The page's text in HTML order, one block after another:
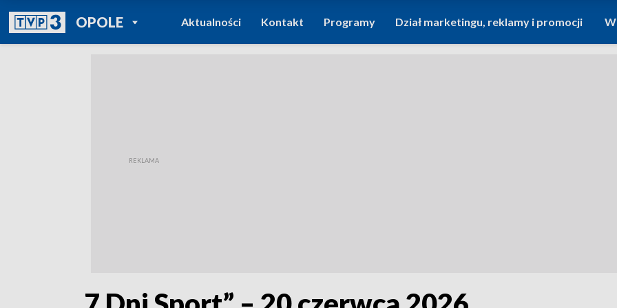
OPOLEPOWRÓT DO
TVP REGIONY
Aktualności Kontakt Programy Dział marketingu, reklamy i promocji